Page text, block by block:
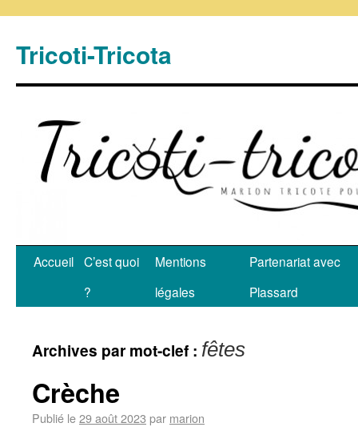
Tricoti-Tricota
Accueil C’est quoi
?
Mentions
légales
Partenariat avec
Plassard
Archives par mot-clef : fêtes
Crèche
Publié le29 août 2023 par marion